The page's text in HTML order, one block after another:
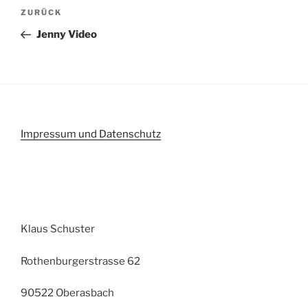
Beitragsnavigation
Vorheriger
Beitrag
ZURÜCK
Jenny Video
Impressum und Datenschutz
Klaus Schuster
Rothenburgerstrasse 62
90522 Oberasbach